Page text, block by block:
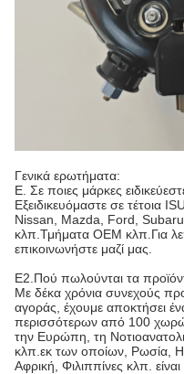
Γενικά ερωτήματα:
Ε. Σε ποιες μάρκες
Εξειδικευόμαστε σε τέτοια
Nissan, Mazda, Ford,
κλπ.Τμήματα OEM κλπ.Για
επικοινωνήστε μαζί μας.
Ε2.Πού πωλούνται τα
Με δέκα χρόνια συνεχούς
αγοράς, έχουμε αποκτήσει
περισσότερων από 100
την Ευρώπη, τη
κλπ.εκ των οποίων, Ρωσία,
Αφρική, Φιλιππίνες κλπ.